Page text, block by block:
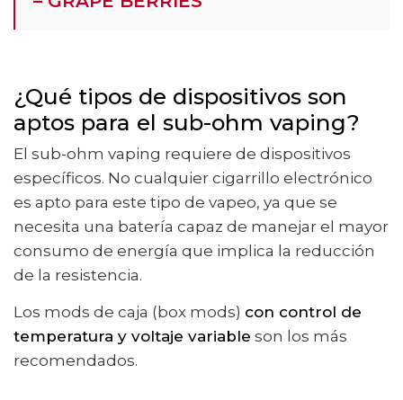
¿Qué tipos de dispositivos son
aptos para el sub-ohm vaping?
El sub-ohm vaping requiere de dispositivos
específicos. No cualquier cigarrillo electrónico
es apto para este tipo de vapeo, ya que se
necesita una batería capaz de manejar el mayor
consumo de energía que implica la reducción
de la resistencia.
Los mods de caja (box mods) con control de
temperatura y voltaje variable son los más
recomendados.